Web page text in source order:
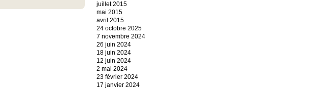
juillet 2015
mai 2015
avril 2015
24 octobre 2025
7 novembre 2024
26 juin 2024
18 juin 2024
12 juin 2024
2 mai 2024
23 février 2024
17 janvier 2024